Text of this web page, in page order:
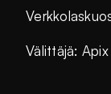
Välittäjä: